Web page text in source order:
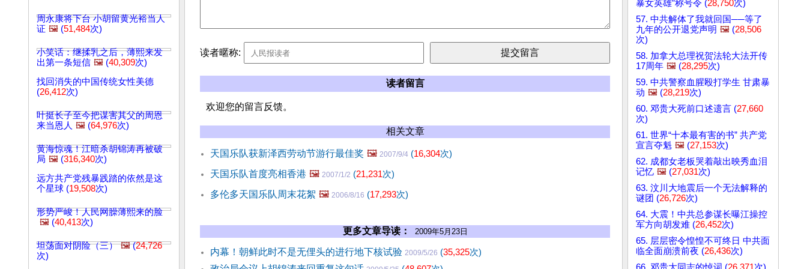
周永康将下台 小胡留黄光裕当人
证 🖼️ (51,484次)
小笑话：继揉乳之后，薄熙来发
出第一条短信 🖼️ (40,309次)
找回消失的中国传统女性美德
(26,412次)
叶挺长子至今把谋害其父的周恩
来当恩人 🖼️ (64,976次)
黄海惊魂！江暗杀胡锦涛再被破
局 🖼️ (316,340次)
远方共产党残暴践踏的依然是这
个星球 (19,508次)
形势严峻！人民网臊薄熙来的脸
🖼️ (40,413次)
坦荡面对阴险（三） 🖼️(24,726
次)
读者暱称:
读者留言
欢迎您的留言反馈。
相关文章
天国乐队获新泽西劳动节游行最佳奖 🖼️ 2007/9/4 (16,304次)
天国乐队首度亮相香港 🖼️ 2007/1/2 (21,231次)
多伦多天国乐队周末花絮 🖼️ 2006/8/16 (17,293次)
更多文章导读： 2009年5月23日
内幕！朝鲜此时不是无俚头的进行地下核试验 2009/5/26 (35,325次)
暴女英雄”称号令 (28,750次)
57. 中共解体了我就回国──等了
九年的公开退党声明 🖼️ (28,506
次)
58. 加拿大总理祝贺法轮大法开传
17周年 🖼️ (28,295次)
59. 中共警察血腥殴打学生 甘肃暴
动 🖼️ (28,219次)
60. 邓贵大死前口述遗言 (27,660
次)
61. 世界“十本最有害的书” 共产党
宣言夺魁 🖼️ (27,153次)
62. 成都女老板哭着敲出映秀血泪
记忆 🖼️ (27,031次)
63. 汶川大地震后一个无法解释的
谜团 (26,726次)
64. 大震！中共总参谋长曝江操控
军方向胡发难 (26,452次)
65. 层层密令惶惶不可终日 中共面
临全面崩溃前夜 (26,436次)
66. 邓贵大同志的悼词 (26,371次)